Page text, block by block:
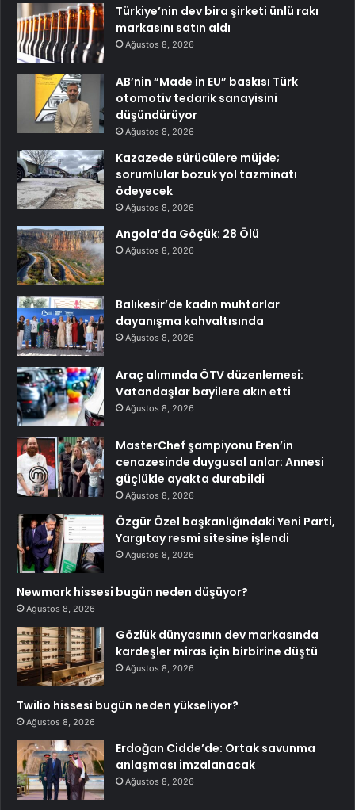
Türkiye’nin dev bira şirketi ünlü rakı
markasını satın aldı
Ağustos 8, 2026
AB’nin “Made in EU” baskısı Türk
otomotiv tedarik sanayisini
düşündürüyor
Ağustos 8, 2026
Kazazede sürücülere müjde;
sorumlular bozuk yol tazminatı
ödeyecek
Ağustos 8, 2026
Angola’da Göçük: 28 Ölü
Ağustos 8, 2026
Balıkesir’de kadın muhtarlar
dayanışma kahvaltısında
Ağustos 8, 2026
Araç alımında ÖTV düzenlemesi:
Vatandaşlar bayilere akın etti
Ağustos 8, 2026
MasterChef şampiyonu Eren’in
cenazesinde duygusal anlar: Annesi
güçlükle ayakta durabildi
Ağustos 8, 2026
Özgür Özel başkanlığındaki Yeni Parti,
Yargıtay resmi sitesine işlendi
Ağustos 8, 2026
Newmark hissesi bugün neden düşüyor?
Ağustos 8, 2026
Gözlük dünyasının dev markasında
kardeşler miras için birbirine düştü
Ağustos 8, 2026
Twilio hissesi bugün neden yükseliyor?
Ağustos 8, 2026
Erdoğan Cidde’de: Ortak savunma
anlaşması imzalanacak
Ağustos 8, 2026